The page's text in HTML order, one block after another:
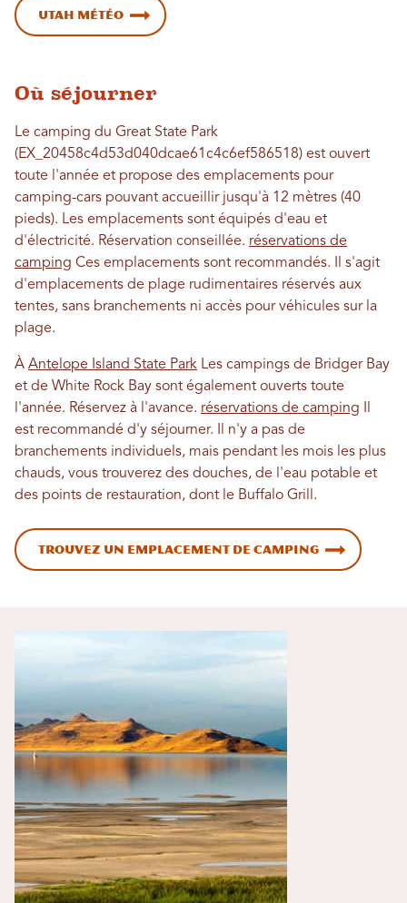
Utah Météo
Où séjourner
Le camping du Great State Park
(EX_20458c4d53d040dcae61c4c6ef586518) est ouvert
toute l'année et propose des emplacements pour
camping-cars pouvant accueillir jusqu'à 12 mètres (40
pieds). Les emplacements sont équipés d'eau et
d'électricité. Réservation conseillée. réservations de
camping Ces emplacements sont recommandés. Il s'agit
d'emplacements de plage rudimentaires réservés aux
tentes, sans branchements ni accès pour véhicules sur la
plage.
À Antelope Island State Park Les campings de Bridger Bay
et de White Rock Bay sont également ouverts toute
l'année. Réservez à l'avance. réservations de camping
est recommandé d'y séjourner. Il n'y a pas de
branchements individuels, mais pendant les mois les plus
chauds, vous trouverez des douches, de l'eau potable et
des points de restauration, dont le Buffalo Grill.
Trouvez un emplacement de camping